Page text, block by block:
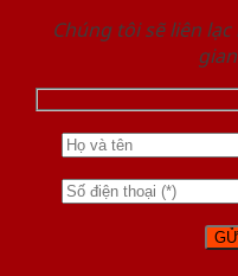
Chúng tôi sẽ liên